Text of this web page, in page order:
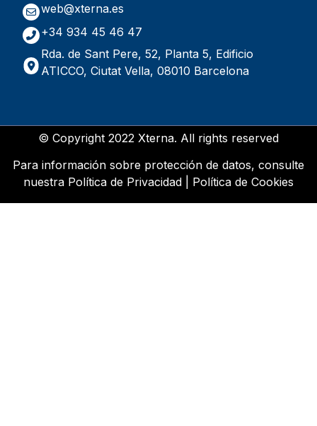
web@xterna.es
+34 934 45 46 47
Rda. de Sant Pere, 52, Planta 5, Edificio
ATICCO, Ciutat Vella, 08010 Barcelona
© Copyright 2022 Xterna. All rights reserved
Para información sobre protección de datos, consulte
nuestra Política de Privacidad Política de Cookies